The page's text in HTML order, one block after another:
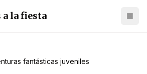
la fiesta
fantásticas juveniles